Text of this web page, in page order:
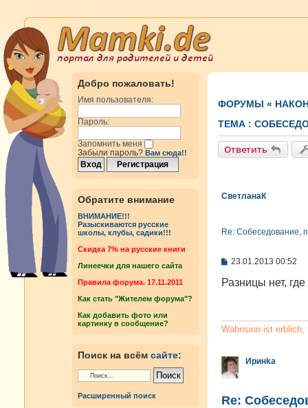
Добро пожаловать!
Имя пользователя:
Пароль:
Запомнить меня
Забыли пароль? Вам сюда!!
Обратите внимание
ВНИМАНИЕ!!!
Разыскиваются русские
школы, клубы, садики!!!
Cкидка 7% на русские книги
Линеечки для нашего сайта
Правила форума. 17.11.2011
Как стать "Жителем форума"?
Как добавить фото или
картинку в сообщение?
Поиск на всём сайте:
Расширенный поиск
ФОРУМЫ «
ТЕМА :
Ответить
СветланаК
Re: Cобеседование,
С
о
н
и
23.01.2013 00:52
Разницы нет,
Wahnsinn ist erblich,
Иринkа
Re: